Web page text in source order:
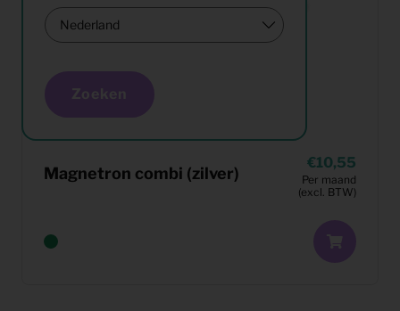
Zoeken
Magnetron combi (zilver)
10,55
Per maand
(excl. BTW)